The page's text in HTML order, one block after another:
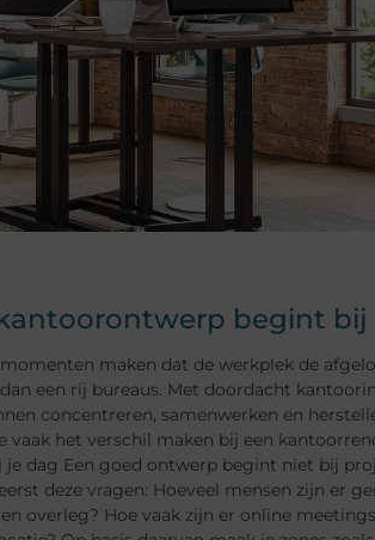
begint
maken dat de werkplek de
een rij bureaus. Met doordacht
concentreren, samenwerken en
vaak het verschil maken bij een
dag Een goed ontwerp begint niet bij
deze vragen: Hoeveel mensen zijn er
overleg? Hoe vaak zijn er online